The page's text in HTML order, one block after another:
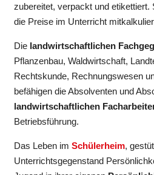
zubereitet, verpackt und
die Preise im Unterricht
Die landwirtschaftlichen
Pflanzenbau, Waldwirtschaft,
Rechtskunde, Rechnungswesen
befähigen die Absolventen und
landwirtschaftlichen
Betriebsführung.
Das Leben im Schülerheim,
Unterrichtsgegenstand